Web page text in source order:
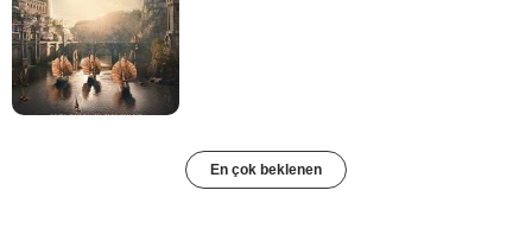
En çok beklenen